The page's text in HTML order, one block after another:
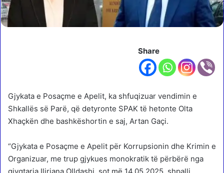
Share
Gjykata e Posaçme e Apelit, ka shfuqizuar vendimin e
Shkallës së Parë, që detyronte SPAK të hetonte Olta
Xhaçkën dhe bashkëshortin e saj, Artan Gaçi.
“Gjykata e Posaçme e Apelit për Korrupsionin dhe Krimin e
Organizuar, me trup gjykues monokratik të përbërë nga
gjyqtarja Iliriana Olldashi, sot më 14.05.2025, shpalli